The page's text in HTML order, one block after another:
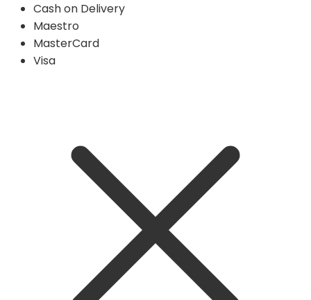
Cash on Delivery
Maestro
MasterCard
Visa